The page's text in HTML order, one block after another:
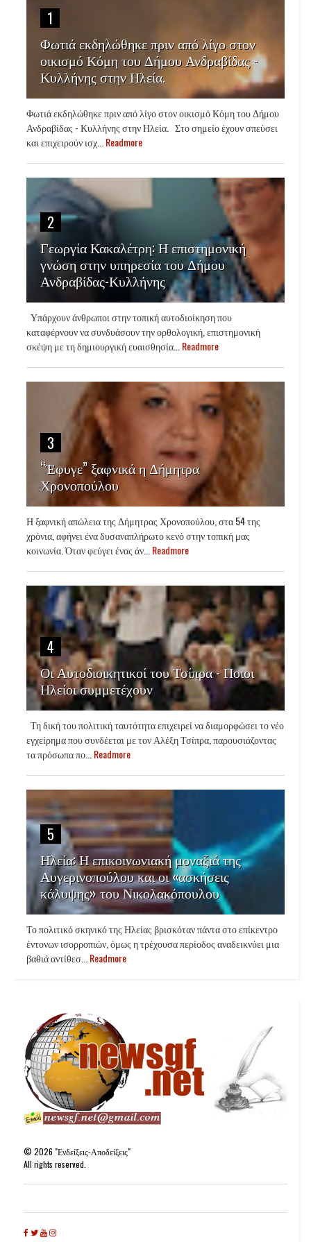
1
Φωτιά εκδηλώθηκε πριν από λίγο στον
οικισμό Κόμη του Δήμου Ανδραβίδας -
Κυλλήνης στην Ηλεία.
Φωτιά εκδηλώθηκε πριν από λίγο στον οικισμό Κόμη του Δήμου
Ανδραβίδας - Κυλλήνης στην Ηλεία. Στο σημείο έχουν σπεύσει
και επιχειρούν ισχ...Readmore
2
Γεωργία Κακαλέτρη: Η επιστημονική
γνώση στην υπηρεσία του Δήμου
Ανδραβίδας-Κυλλήνης
Υπάρχουν άνθρωποι στην τοπική αυτοδιοίκηση που
καταφέρνουν να συνδυάσουν την ορθολογική, επιστημονική
σκέψη με τη δημιουργική ευαισθησία...Readmore
3
“Έφυγε” ξαφνικά η Δήμητρα
Χρονοπούλου
Η ξαφνική απώλεια της Δήμητρας Χρονοπούλου, στα 54 της
χρόνια, αφήνει ένα δυσαναπλήρωτο κενό στην τοπική μας
κοινωνία. Όταν φεύγει ένας άν...Readmore
4
Οι Αυτοδιοικητικοί του Τσίπρα - Ποιοι
Ηλείοι συμμετέχουν
Τη δική του πολιτική ταυτότητα επιχειρεί να διαμορφώσει το νέο
εγχείρημα που συνδέεται με τον Αλέξη Τσίπρα, παρουσιάζοντας
τα πρόσωπα πο...Readmore
5
Ηλεία: Η επικοινωνιακή μοναξιά της
Αυγερινοπούλου και οι «ασκήσεις
κάλυψης» του Νικολακόπουλου
Το πολιτικό σκηνικό της Ηλείας βρισκόταν πάντα στο επίκεντρο
έντονων ισορροπιών, όμως η τρέχουσα περίοδος αναδεικνύει μια
βαθιά αντίθεσ...Readmore
©2026 "Ενδείξεις-Αποδείξεις"
All rights reserved.